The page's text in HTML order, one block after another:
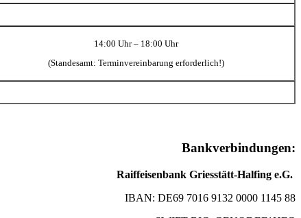
14:00 Uhr – 18:00 Uhr
(Standesamt: Terminvereinbarung erforderlich!)
Bankverbindungen:
Raiffeisenbank Griesstätt-Halfing e.G.
IBAN: DE69 7016 9132 0000 1145 88